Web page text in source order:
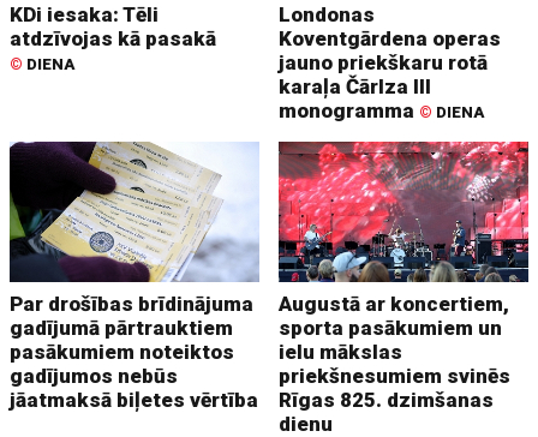
KDi iesaka: Tēli
atdzīvojas kā pasakā
© DIENA
Londonas
Koventgārdena operas
jauno priekškaru rotā
karaļa Čārlza III
monogramma © DIENA
Par drošības brīdinājuma
gadījumā pārtrauktiem
pasākumiem noteiktos
gadījumos nebūs
jāatmaksā biļetes vērtība
Augustā ar koncertiem,
sporta pasākumiem un
ielu mākslas
priekšnesumiem svinēs
Rīgas 825. dzimšanas
dienu